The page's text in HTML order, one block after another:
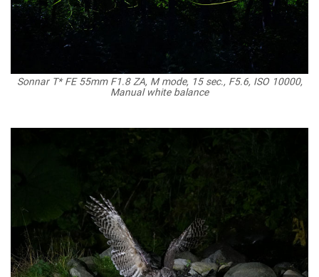
Sonnar T* FE 55mm F1.8 ZA, M mode, 15 sec., F5.6, ISO 10000,
Manual white balance